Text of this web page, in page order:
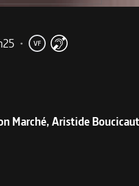
• VF
Marché, Aristide